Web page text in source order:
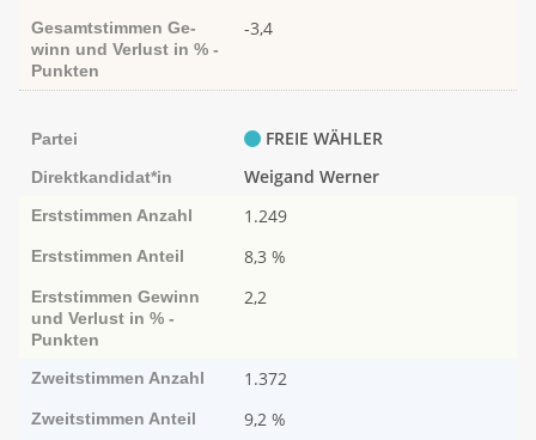
Gesamtstimmen Ge­­
winn und Ver­­lust in % -
Punk­ten
-3,4
Partei FREIE WÄHLER
Direktkandidat*in Weigand Werner
Erststimmen Anzahl 1.249
Erststimmen Anteil 8,3 %
Erststimmen Ge­­winn
und Ver­­lust in % -
Punk­ten
2,2
Zweitstimmen Anzahl 1.372
Zweitstimmen Anteil 9,2 %